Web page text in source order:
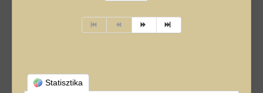
Statisztika